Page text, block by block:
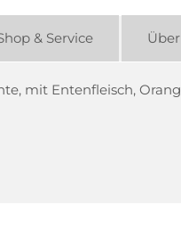
mit Entenfleisch,
& Service